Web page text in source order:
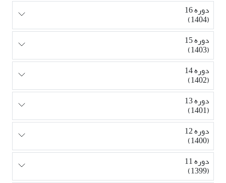
دوره 16
(1404)
دوره 15
(1403)
دوره 14
(1402)
دوره 13
(1401)
دوره 12
(1400)
دوره 11
(1399)